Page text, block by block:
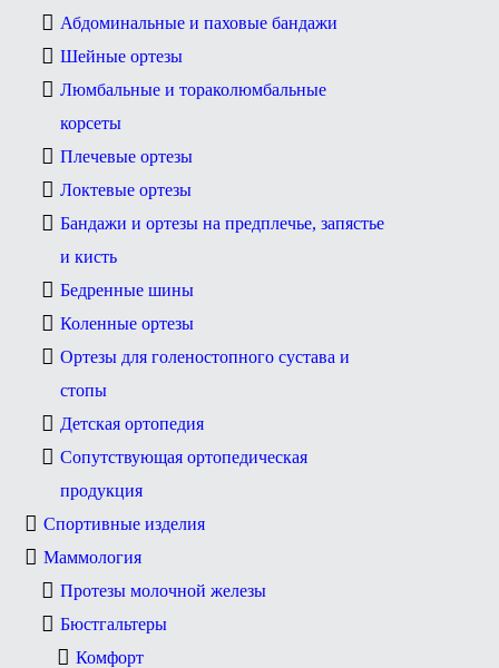
Абдоминальные и паховые бандажи
Шейные ортезы
Люмбальные и тораколюмбальные
корсеты
Плечевые ортезы
Локтевые ортезы
Бандажи и ортезы на предплечье, запястье
и кисть
Бедренные шины
Коленные ортезы
Ортезы для голеностопного сустава и
стопы
Детская ортопедия
Сопутствующая ортопедическая
продукция
Спортивные изделия
Маммология
Протезы молочной железы
Бюстгальтеры
Комфорт